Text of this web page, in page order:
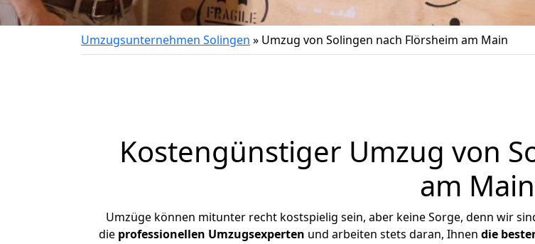
Umzugsunternehmen Solingen » Umzug von Solingen nach Flörsheim am Main
Kostengünstiger Umzug von
am Main
Umzüge können mitunter recht kostspielig sein, aber keine Sorge, denn wir
die professionellen Umzugsexperten und arbeiten stets daran, Ihnen die